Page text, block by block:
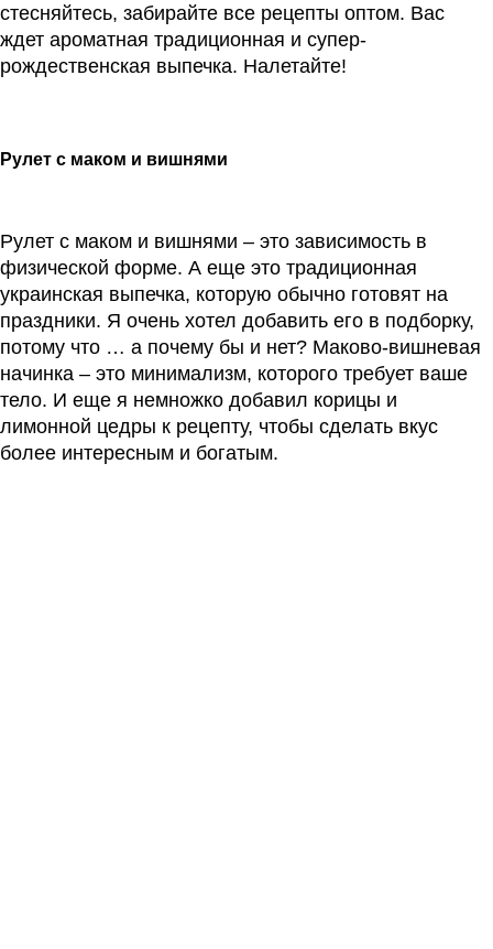
стесняйтесь, забирайте все рецепты оптом. Вас
ждет ароматная традиционная и супер-
рождественская выпечка. Налетайте!
Рулет с маком и вишнями
Рулет с маком и вишнями – это зависимость в
физической форме. А еще это традиционная
украинская выпечка, которую обычно готовят на
праздники. Я очень хотел добавить его в подборку,
потому что … а почему бы и нет? Маково-вишневая
начинка – это минимализм, которого требует ваше
тело. И еще я немножко добавил корицы и
лимонной цедры к рецепту, чтобы сделать вкус
более интересным и богатым.